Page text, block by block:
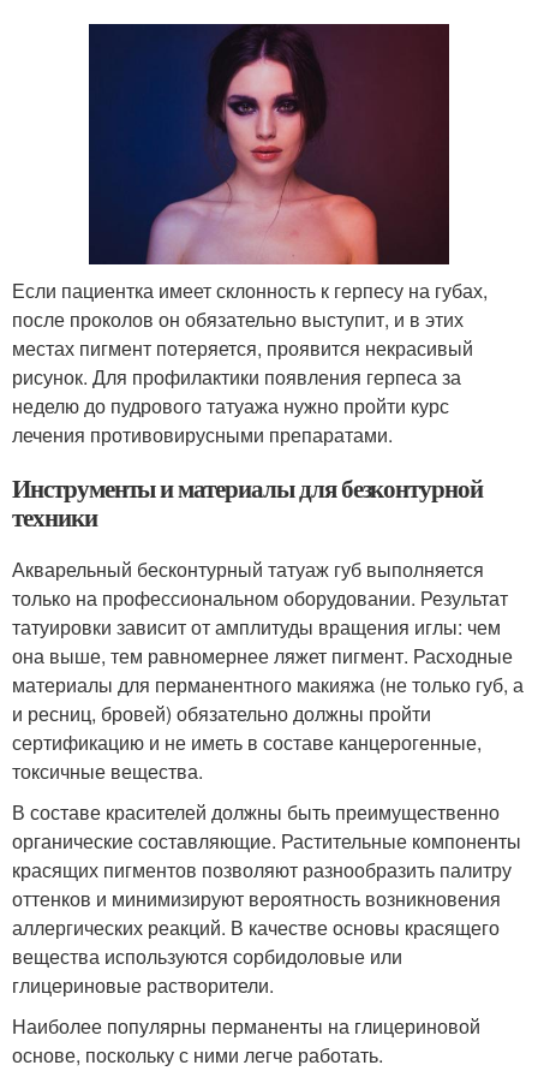
Если пациентка имеет склонность к герпесу на губах,
после проколов он обязательно выступит, и в этих
местах пигмент потеряется, проявится некрасивый
рисунок. Для профилактики появления герпеса за
неделю до пудрового татуажа нужно пройти курс
лечения противовирусными препаратами.
Инструменты и материалы для безконтурной
техники
Акварельный бесконтурный татуаж губ выполняется
только на профессиональном оборудовании. Результат
татуировки зависит от амплитуды вращения иглы: чем
она выше, тем равномернее ляжет пигмент. Расходные
материалы для перманентного макияжа (не только губ, а
и ресниц, бровей) обязательно должны пройти
сертификацию и не иметь в составе канцерогенные,
токсичные вещества.
В составе красителей должны быть преимущественно
органические составляющие. Растительные компоненты
красящих пигментов позволяют разнообразить палитру
оттенков и минимизируют вероятность возникновения
аллергических реакций. В качестве основы красящего
вещества используются сорбидоловые или
глицериновые растворители.
Наиболее популярны перманенты на глицериновой
основе, поскольку с ними легче работать.